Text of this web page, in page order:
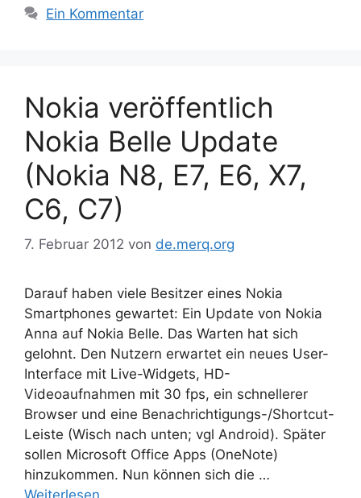
Ein Kommentar
Nokia veröffentlich
Nokia Belle Update
(Nokia N8, E7, E6, X7,
C6, C7)
7. Februar 2012 von de.merq.org
Darauf haben viele Besitzer eines Nokia
Smartphones gewartet: Ein Update von Nokia
Anna auf Nokia Belle. Das Warten hat sich
gelohnt. Den Nutzern erwartet ein neues User-
Interface mit Live-Widgets, HD-
Videoaufnahmen mit 30 fps, ein schnellerer
Browser und eine Benachrichtigungs-/Shortcut-
Leiste (Wisch nach unten; vgl Android). Später
sollen Microsoft Office Apps (OneNote)
hinzukommen. Nun können sich die …
Weiterlesen